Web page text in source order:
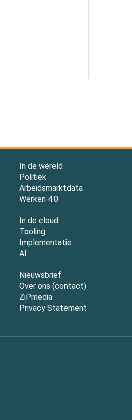
In de wereld
Politiek
Arbeidsmarktdata
Werken 4.0
In de cloud
Tooling
Implementatie
AI
Nieuwsbrief
Over ons (contact)
ZiPmedia
Privacy Statement